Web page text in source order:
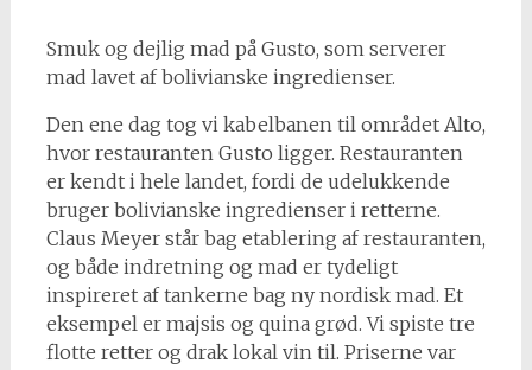
Smuk og dejlig mad på Gusto, som serverer
mad lavet af bolivianske ingredienser.
Den ene dag tog vi kabelbanen til området Alto,
hvor restauranten Gusto ligger. Restauranten
er kendt i hele landet, fordi de udelukkende
bruger bolivianske ingredienser i retterne.
Claus Meyer står bag etablering af restauranten,
og både indretning og mad er tydeligt
inspireret af tankerne bag ny nordisk mad. Et
eksempel er majsis og quina grød. Vi spiste tre
flotte retter og drak lokal vin til. Priserne var